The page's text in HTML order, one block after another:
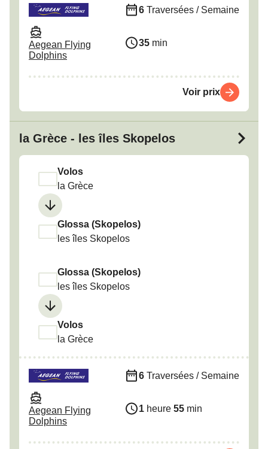
Aegean Flying
Dolphins
6 Traversées / Semaine
35 min
Voir prix
la Grèce - les îles Skopelos
Volos
la Grèce
Glossa (Skopelos)
les îles Skopelos
Glossa (Skopelos)
les îles Skopelos
Volos
la Grèce
Aegean Flying
Dolphins
6 Traversées / Semaine
1 heure 55 min